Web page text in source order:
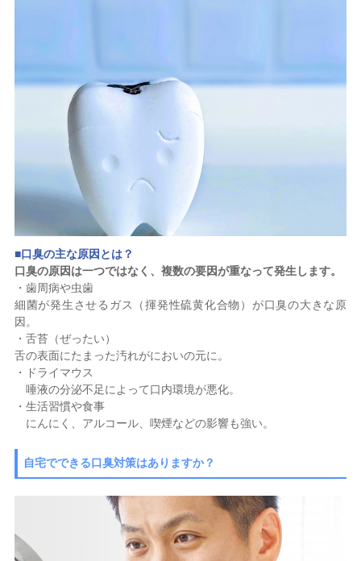
■口臭の主な原因とは？
口臭の原因は一つではなく、複数の要因が重なって発生します。
・歯周病や虫歯
細菌が発生させるガス（揮発性硫黄化合物）が口臭の大きな原
因。
・舌苔（ぜったい）
舌の表面にたまった汚れがにおいの元に。
・ドライマウス
唾液の分泌不足によって口内環境が悪化。
・生活習慣や食事
にんにく、アルコール、喫煙などの影響も強い。
自宅でできる口臭対策はありますか？